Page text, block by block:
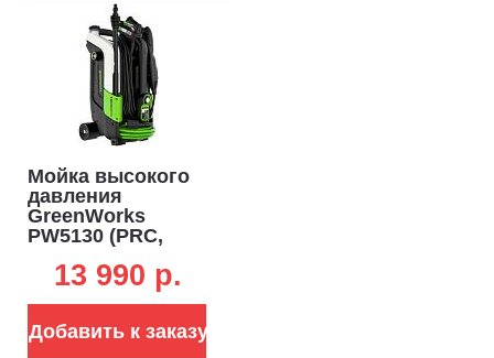
Мойка высокого
давления
GreenWorks
PW5130 (PRC,
400 л/ч, вес 7.6 кг)
13 990 p.
Добавить к заказу